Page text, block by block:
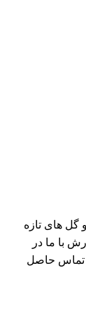
گل های تازه
با ما در
تماس حاصل